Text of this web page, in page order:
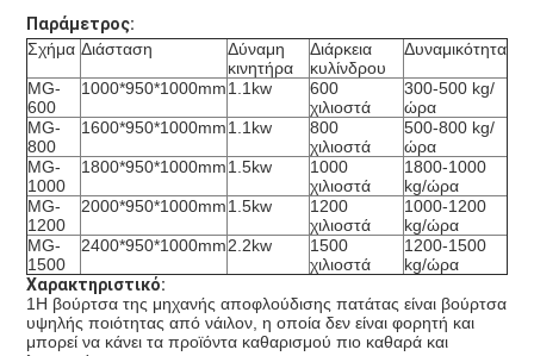
Παράμετρος:
Σχήμα Διάσταση
Δύναμη
κινητήρα
Διάρκεια
κυλίνδρου
Δυναμικότητα
MG-
600
1000*950*1000mm1.1kw
600
χιλιοστά
300-500 kg/
ώρα
MG-
800
1600*950*1000mm1.1kw
800
χιλιοστά
500-800 kg/
ώρα
MG-
1000
1800*950*1000mm1.5kw
1000
χιλιοστά
1800-1000
kg/ώρα
MG-
1200
2000*950*1000mm1.5kw
1200
χιλιοστά
1000-1200
kg/ώρα
MG-
1500
2400*950*1000mm2.2kw
1500
χιλιοστά
1200-1500
kg/ώρα
Χαρακτηριστικό:
1Η βούρτσα της μηχανής αποφλούδισης πατάτας είναι βούρτσα
υψηλής ποιότητας από νάιλον, η οποία δεν είναι φορητή και
μπορεί να κάνει τα προϊόντα καθαρισμού πιο καθαρά και